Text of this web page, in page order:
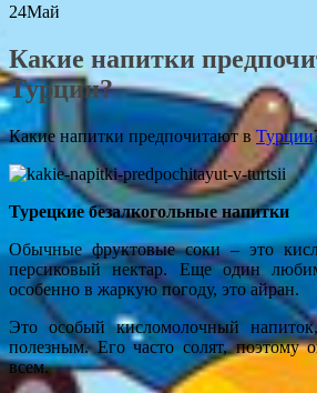
24Май
Какие напитки
Турции?
Какие напитки предпочитают в Турции
Турецкие безалкогольные напитки
Обычные фруктовые соки – это
персиковый нектар. Еще один
особенно в жаркую погоду, это айран.
Это особый кисломолочный
полезным. Его часто солят, поэтому
всем.